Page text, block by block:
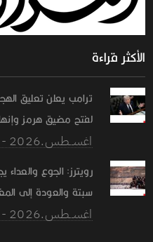
الأكثر قراءة
ترامب يعلن تعليق
لفتح مضيق هرمز
02 اغســطس.2026 - 16:15
رويترز: الجوع والعداء
سبتة والعودة إلى
02 اغســطس.2026 - 21:57